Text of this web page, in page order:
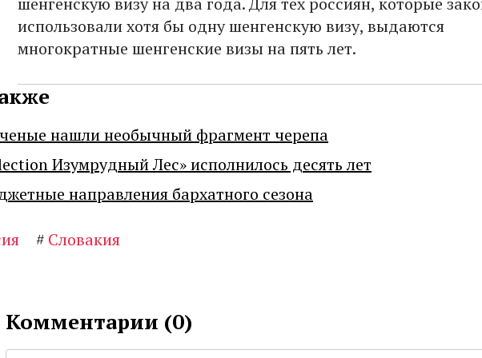
использовали хотя бы одну шенгенскую визу, выдаются
многократные шенгенские визы на пять лет.
нашли необычный фрагмент черепа
Изумрудный Лес» исполнилось десять лет
направления бархатного сезона
# Словакия
Комментарии (0)